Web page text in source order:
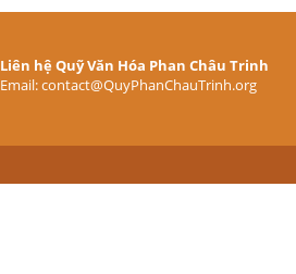
Liên hệ Quỹ Văn Hóa Phan Châu Trinh
Email: contact@QuyPhanChauTrinh.org